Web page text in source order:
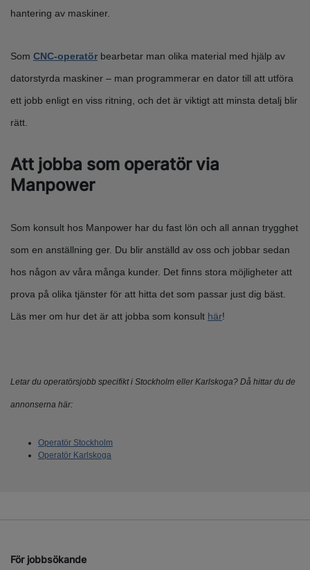
hantering av maskiner.
Som CNC-operatör bearbetar man olika material med hjälp av
datorstyrda maskiner – man programmerar en dator till att utföra
ett jobb enligt en viss ritning, och det är viktigt att minsta detalj blir
rätt.
Att jobba som operatör via
Manpower
Som konsult hos Manpower har du fast lön och all annan trygghet
som en anställning ger. Du blir anställd av oss och jobbar sedan
hos någon av våra många kunder. Det finns stora möjligheter att
prova på olika tjänster för att hitta det som passar just dig bäst.
Läs mer om hur det är att jobba som konsult här!
Letar du operatörsjobb specifikt i Stockholm eller Karlskoga? Då hittar du de
annonserna här:
Operatör Stockholm
Operatör Karlskoga
För jobbsökande